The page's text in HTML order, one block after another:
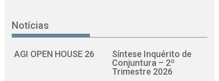
Notícias
AGI OPEN HOUSE 26
Síntese Inquérito de
Conjuntura – 2º
Trimestre 2026